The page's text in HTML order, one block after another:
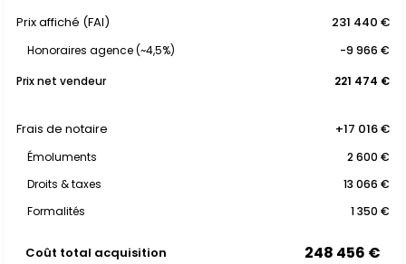
Prix affiché (FAI) 231 440 €
Honoraires agence (~4,5%)
-9 966 €
Prix net vendeur
221 474 €
Frais de notaire +17 016 €
Émoluments
2 600 €
Droits & taxes
13 066 €
Formalités
1 350 €
Coût total acquisition 248 456 €